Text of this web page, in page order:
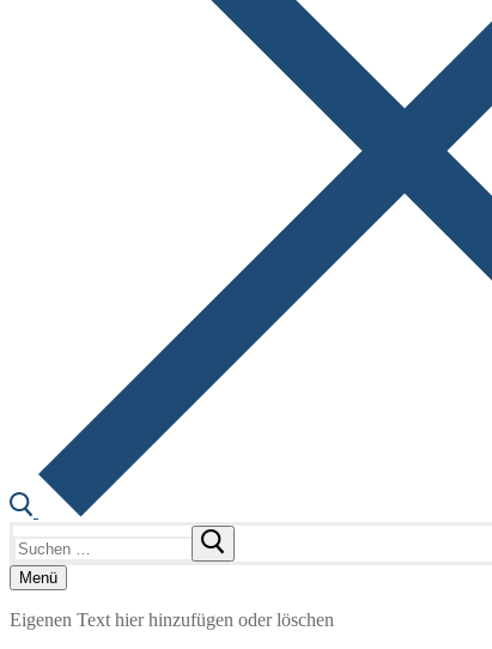
nach:
Menü
Eigenen Text hier hinzufügen oder löschen